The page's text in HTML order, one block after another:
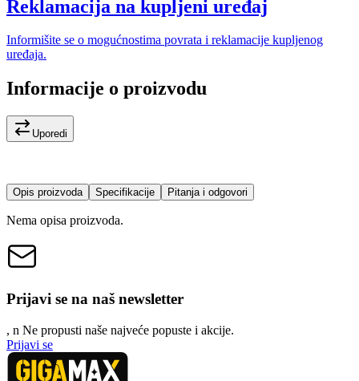
Reklamacija na kupljeni uređaj
Informišite se o mogućnostima povrata i reklamacije kupljenog
uređaja.
Informacije o proizvodu
Uporedi
Opis proizvoda Specifikacije Pitanja i odgovori
Nema opisa proizvoda.
Prijavi se na naš newsletter
, n Ne propusti naše najveće popuste i akcije.
Prijavi se